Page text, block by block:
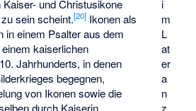
i
m
L
at
er
a
n
und Christusikone
sein scheint.[20] Ikonen als
in einem Psalter aus dem
kaiserlichen
Jahrhunderts, in denen
begegnen,
von Ikonen sowie die
durch Kaiserin